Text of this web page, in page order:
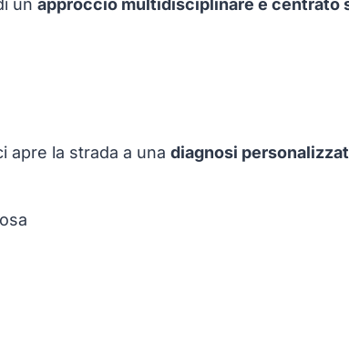
apre la strada a una diagnosi